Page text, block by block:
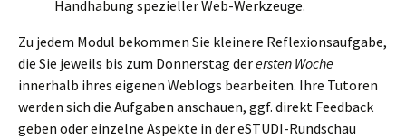
Handhabung spezieller Web-Werkzeuge.
Zu jedem Modul bekommen Sie kleinere Reflexionsaufgabe,
die Sie jeweils bis zum Donnerstag derersten Woche
innerhalb ihres eigenen Weblogs bearbeiten. Ihre Tutoren
werden sich die Aufgaben anschauen, ggf. direkt Feedback
geben oder einzelne Aspekte in der eSTUDI-Rundschau